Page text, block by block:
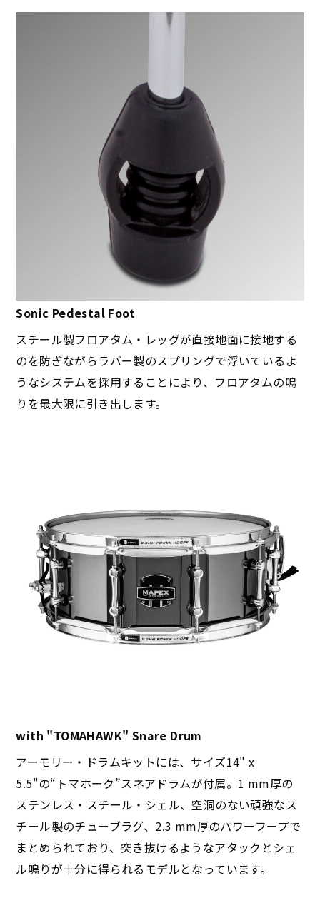
Sonic Pedestal Foot
スチール製フロアタム・レッグが直接地面に接地する
のを防ぎながらラバー製のスプリングで浮いているよ
うなシステムを採用することにより、フロアタムの鳴
りを最大限に引き出します。
with "TOMAHAWK" Snare Drum
アーモリー・ドラムキットには、サイズ14" x
5.5"の“トマホーク”スネアドラムが付属。1 mm厚の
ステンレス・スチール・シェル、空洞のない頑強なス
チール製のチューブラグ、2.3 mm厚のパワーフープで
まとめられており、突き抜けるようなアタックとシェ
ル鳴りが十分に得られるモデルとなっています。